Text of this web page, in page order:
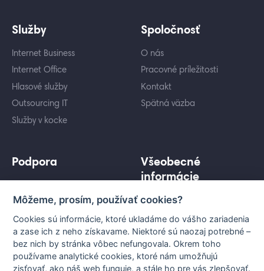
Služby
Internet Business
Internet Office
Hlasové služby
Outsourcing IT
Služby v kocke
Spoločnosť
O nás
Pracovné príležitosti
Kontakt
Spätná väzba
Podpora
Záujem o služby
Porovnanie služieb
Technická podpora
Vytyčovanie a stanoviská
Všeobecné
informácie
Ochrana osobných údajov
Informácie pre koncového
užívateľa
Všeobecné podmienky
Nastavenia cookies
Môžeme, prosím, používať cookies?
Cookies sú informácie, ktoré ukladáme do vášho zariadenia
a zase ich z neho získavame. Niektoré sú naozaj potrebné –
bez nich by stránka vôbec nefungovala. Okrem toho
používame analytické cookies, ktoré nám umožňujú
zisťovať, ako náš web funguje, a stále ho pre vás zlepšovať.